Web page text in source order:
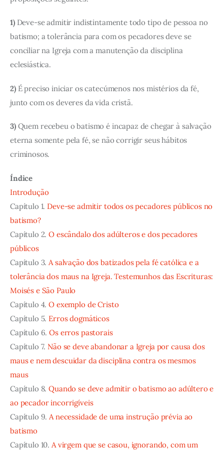
1)Deve-se admitir indistintamente todo tipo de pessoa no
batismo; a tolerância para com os pecadores deve se
conciliar na Igreja com a manutenção da disciplina
eclesiástica.
2)É preciso iniciar os catecúmenos nos mistérios da fé,
junto com os deveres da vida cristã.
3)Quem recebeu o batismo é incapaz de chegar à salvação
eterna somente pela fé, se não corrigir seus hábitos
criminosos.
Índice
Introdução
Capítulo 1. Deve-se admitir todos os pecadores públicos no
batismo?
Capítulo 2.O escândalo dos adúlteros e dos pecadores
públicos
Capítulo 3. A salvação dos batizados pela fé católica e a
tolerância dos maus na Igreja. Testemunhos das Escrituras:
Moisés e São Paulo
Capítulo 4.O exemplo de Cristo
Capítulo 5. Erros dogmáticos
Capítulo 6.Os erros pastorais
Capítulo 7. Não se deve abandonar a Igreja por causa dos
maus e nem descuidar da disciplina contra os mesmos
maus
Capítulo 8.Quando se deve admitir o batismo ao adúltero e
ao pecador incorrigíveis
Capítulo 9. A necessidade de uma instrução prévia ao
batismo
Capítulo 10. A virgem que se casou, ignorando, com um